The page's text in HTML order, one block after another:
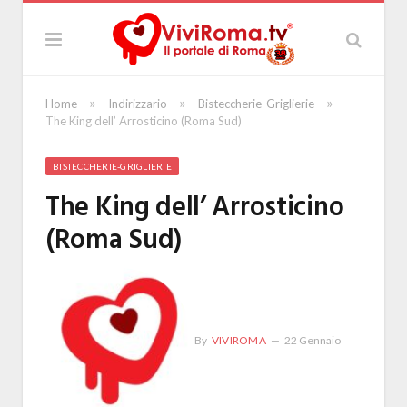
Home » Indirizzario » Bisteccherie-Griglierie »
The King dell’ Arrosticino (Roma Sud)
BISTECCHERIE-GRIGLIERIE
The King dell’ Arrosticino
(Roma Sud)
By VIVIROMA 22 Gennaio